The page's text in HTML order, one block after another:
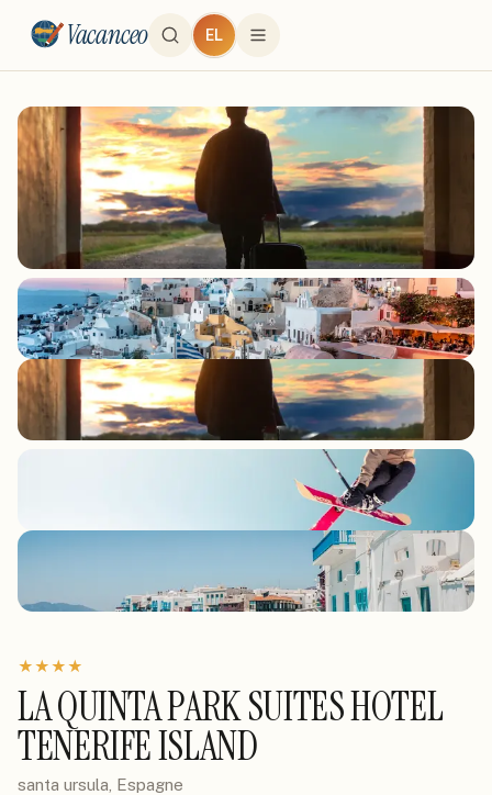
Vacanceo EL
★★★★
LA QUINTA PARK SUITES HOTEL
TENERIFE ISLAND
santa ursula, Espagne